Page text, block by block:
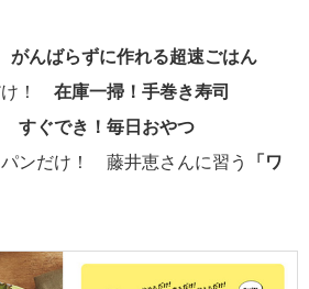
がんばらずに作れる超速ごはん
け！ 在庫一掃！手巻き寿司
すぐでき！毎日おやつ
ンだけ！ 藤井恵さんに習う
「ワ